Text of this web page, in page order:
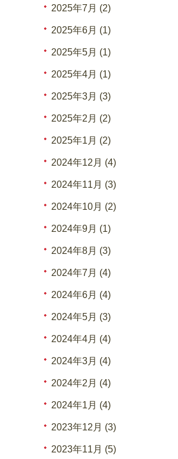
2025年7月 (2)
2025年6月 (1)
2025年5月 (1)
2025年4月 (1)
2025年3月 (3)
2025年2月 (2)
2025年1月 (2)
2024年12月 (4)
2024年11月 (3)
2024年10月 (2)
2024年9月 (1)
2024年8月 (3)
2024年7月 (4)
2024年6月 (4)
2024年5月 (3)
2024年4月 (4)
2024年3月 (4)
2024年2月 (4)
2024年1月 (4)
2023年12月 (3)
2023年11月 (5)